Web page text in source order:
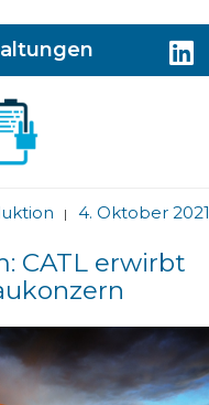
| 4. Oktober 2021
CATL erwirbt